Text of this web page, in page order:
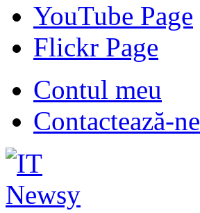
YouTube Page
Flickr Page
Contul meu
Contactează-ne